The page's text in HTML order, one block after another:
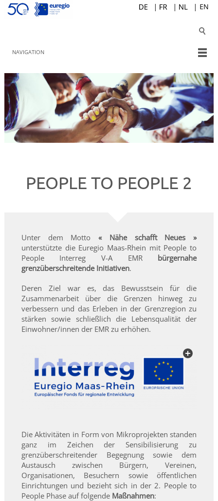
NAVIGATION
PEOPLE TO PEOPLE 2
Unter dem Motto « Nähe schafft Neues »
unterstützte die Euregio Maas-Rhein mit People to
People Interreg V-A EMR bürgernahe
grenzüberschreitende Initiativen.
Deren Ziel war es, das Bewusstsein für die
Zusammenarbeit über die Grenzen hinweg zu
verbessern und das Erleben in der Grenzregion zu
stärken sowie schließlich die Lebensqualität der
Einwohner/innen der EMR zu erhöhen.
Die Aktivitäten in Form von Mikroprojekten standen
ganz im Zeichen der Sensibilisierung zu
grenzüberschreitender Begegnung sowie dem
Austausch zwischen Bürgern, Vereinen,
Organisationen, Besuchern sowie öffentlichen
Einrichtungen und bezieht sich in der 2. People to
People Phase auf folgende Maßnahmen: